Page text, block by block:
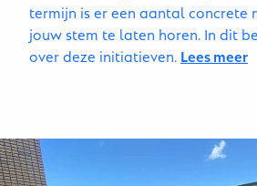
termijn is er een aantal concrete
jouw stem te laten horen. In dit
over deze initiatieven. Lees meer